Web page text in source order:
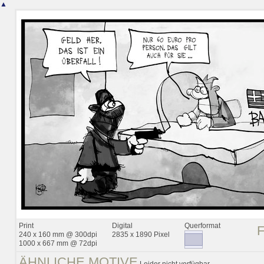
▲
Print
240 x 160 mm @ 300dpi
1000 x 667 mm @ 72dpi
Digital
2835 x 1890 Pixel
Querformat